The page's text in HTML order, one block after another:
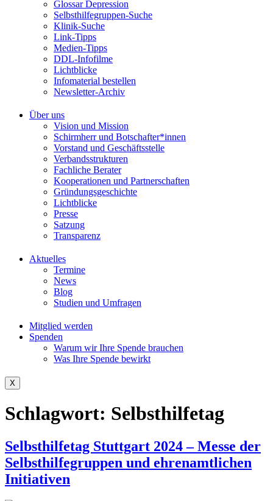
Glossar Depression
Selbsthilfegruppen-Suche
Klinik-Suche
Link-Tipps
Medien-Tipps
DDL-Infofilme
Lichtblicke
Infomaterial bestellen
Newsletter-Archiv
Über uns
Vision und Mission
Schirmherr und Botschafter*innen
Vorstand und Geschäftsstelle
Verbandsstrukturen
Fachliche Berater
Kooperationen und Partnerschaften
Gründungsgeschichte
Lichtblicke
Presse
Satzung
Transparenz
Aktuelles
Termine
News
Blog
Studien und Umfragen
Mitglied werden
Spenden
Warum wir Ihre Spende brauchen
Was Ihre Spende bewirkt
X
Schlagwort: Selbsthilfetag
Selbsthilfetag Stuttgart 2024 – Messe der
Selbsthilfegruppen und ehrenamtlichen
Initiativen